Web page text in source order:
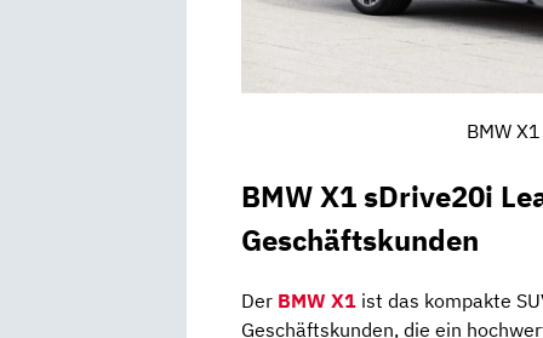
BMW
BMW X1 sDrive20i
Geschäftskunden
Der BMW X1 ist das kompakte
Geschäftskunden, die ein